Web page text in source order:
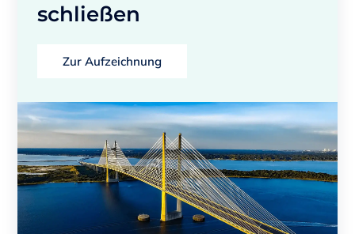
schließen
Zur Aufzeichnung